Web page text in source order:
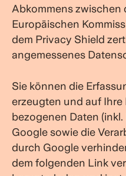
Abkommens zwischen
Europäischen
dem Privacy Shield
angemessenes
Sie können die
erzeugten und auf
bezogenen Daten
Google sowie die
durch Google
dem folgenden Link